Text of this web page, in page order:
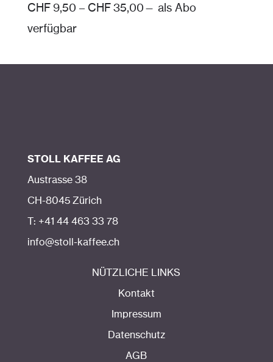
CHF 9,50 – CHF 35,00 — als Abo
verfügbar
STOLL KAFFEE AG
Austrasse 38
CH-8045 Zürich
T: +41 44 463 33 78
info@stoll-kaffee.ch
NÜTZLICHE LINKS
Kontakt
Impressum
Datenschutz
AGB